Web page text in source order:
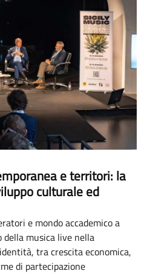
e territori: la
culturale ed
e mondo accademico a
musica live nella
tra crescita economica,
di partecipazione